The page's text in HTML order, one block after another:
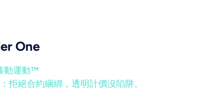
One
動運動™
拒絕合約綑綁，透明計價沒陷阱。